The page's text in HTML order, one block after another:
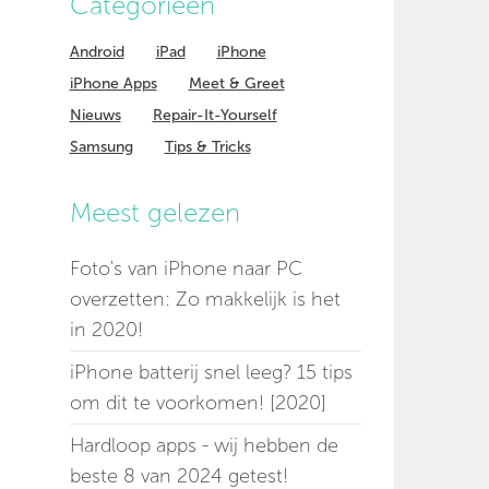
Android iPad
iPhone
iPhone Apps
Meet & Greet
Nieuws
Repair-It-Yourself
Samsung
Tips & Tricks
Meest gelezen
Foto's van iPhone naar PC
overzetten: Zo makkelijk is het
in 2020!
iPhone batterij snel leeg? 15 tips
om dit te voorkomen! [2020]
Hardloop apps - wij hebben de
beste 8 van 2024 getest!